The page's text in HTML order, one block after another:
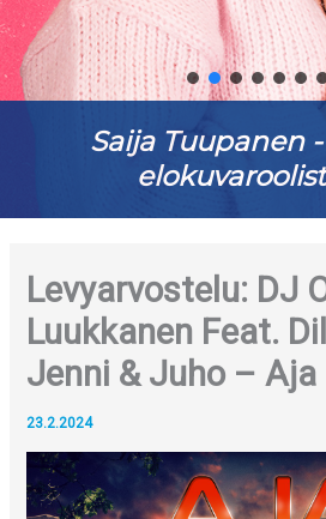
Saija Tuupanen
Levyarvostelu: DJ
Luukkanen Feat.
Jenni & Juho – Aja
23.2.2024